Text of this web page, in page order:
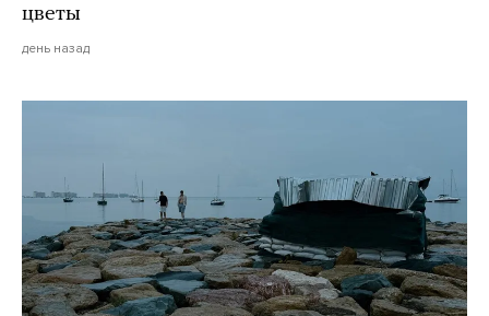
цветы
день назад